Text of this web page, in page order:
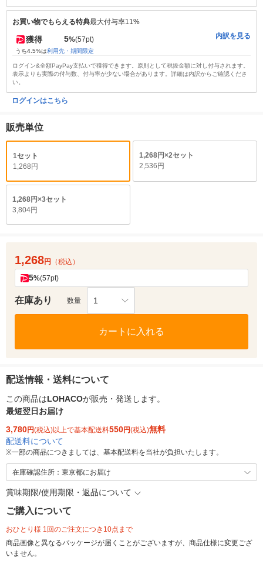
お買い物でもらえる特典最大付与率11%
獲得 5%(57pt)
うち4.5%は利用先・期間限定
内訳を見る
ログイン&全額PayPay支払いで獲得できます。原則として税抜金額に対し付与されます。
表示よりも実際の付与数、付与率が少ない場合があります。詳細は内訳からご確認くださ
い。
ログインはこちら
販売単位
1セット
1,268円
1,268円×2セット
2,536円
1,268円×3セット
3,804円
1,268円 （税込）
5%(57pt)
在庫あり 数量 1
カートに入れる
配送情報・送料について
この商品はLOHACOが販売・発送します。
最短翌日お届け
3,780円(税込)以上で基本配送料550円(税込)無料
配送料について
※一部の商品につきましては、基本配送料を当社が負担いたします。
在庫確認住所：東京都にお届け
賞味期限/使用期限・返品について
ご購入について
おひとり様 1回のご注文につき10点まで
商品画像と異なるパッケージが届くことがございますが、商品仕様に変更ござ
いません。